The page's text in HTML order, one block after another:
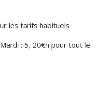
les tarifs habituels
: 5, 20€n pour tout le